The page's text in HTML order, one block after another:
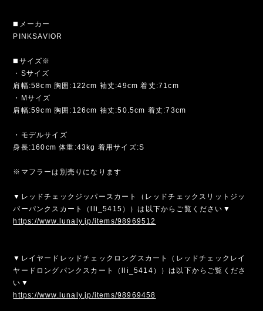
◼️メーカー
PINKSAVIOR
◼️サイズ※
・Sサイズ
肩幅:58cm 胸囲:122cm 袖丈:49cm 着丈:71cm
・Mサイズ
肩幅:59cm 胸囲:126cm 袖丈:50.5cm 着丈:73cm
・モデルサイズ
身長:160cm 体重:43kg 着用サイズ:S
※マフラーは別売りになります
▼レッドチェックジッパースカート（レッドチェックスリットジッ
パーパンクスカート（lli_5415））は以下からご覧ください▼
https://www.lunaly.jp/items/98969512
▼レイヤードレッドチェックロングスカート（レッドチェックレイ
ヤードロングパンクスカート（lli_5414））は以下からご覧くださ
い▼
https://www.lunaly.jp/items/98969458